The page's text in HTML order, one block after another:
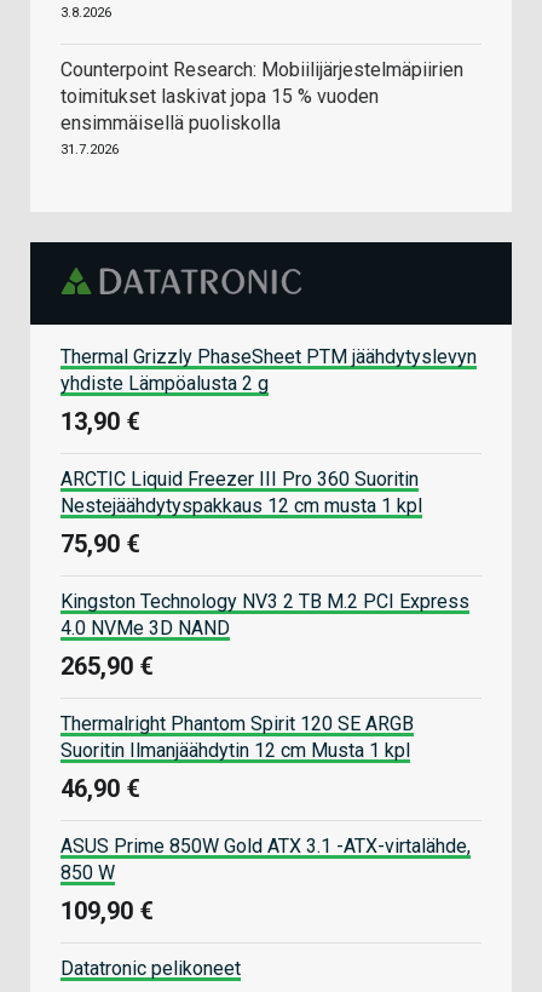
3.8.2026
Counterpoint Research: Mobiilijärjestelmäpiirien
toimitukset laskivat jopa 15 % vuoden
ensimmäisellä puoliskolla
31.7.2026
Thermal Grizzly PhaseSheet PTM jäähdytyslevyn
yhdiste Lämpöalusta 2 g
13,90 €
ARCTIC Liquid Freezer III Pro 360 Suoritin
Nestejäähdytyspakkaus 12 cm musta 1 kpl
75,90 €
Kingston Technology NV3 2 TB M.2 PCI Express
4.0 NVMe 3D NAND
265,90 €
Thermalright Phantom Spirit 120 SE ARGB
Suoritin Ilmanjäähdytin 12 cm Musta 1 kpl
46,90 €
ASUS Prime 850W Gold ATX 3.1 -ATX-virtalähde,
850 W
109,90 €
Datatronic pelikoneet